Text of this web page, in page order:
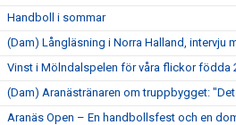
Handboll i sommar
(Dam) Långläsning i Norra Halland, intervju
Vinst i Mölndalspelen för våra flickor födda
(Dam) Aranästränaren om truppbygget:
Aranäs Open – En handbollsfest och en